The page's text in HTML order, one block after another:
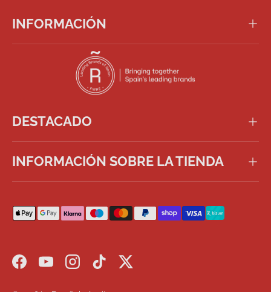
INFORMACIÓN
DESTACADO
INFORMACIÓN SOBRE LA TIENDA
Formas de pago aceptadas
FacebookYouTubeInstagram
TikTokTwitter